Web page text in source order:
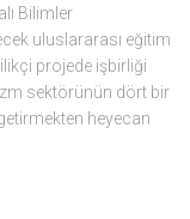
Bilimler
uluslararası eğitim
projede işbirliği
sektörünün dört bir
heyecan